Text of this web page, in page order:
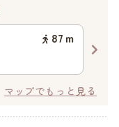
87 ｍ
マップでもっと見る